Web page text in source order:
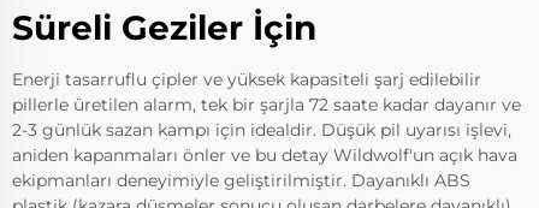
Süreli Geziler İçin
Enerji tasarruflu çipler ve yüksek kapasiteli şarj edilebilir
pillerle üretilen alarm, tek bir şarjla 72 saate kadar dayanır ve
2-3 günlük sazan kampı için idealdir. Düşük pil uyarısı işlevi,
aniden kapanmaları önler ve bu detay Wildwolf'un açık hava
ekipmanları deneyimiyle geliştirilmiştir. Dayanıklı ABS